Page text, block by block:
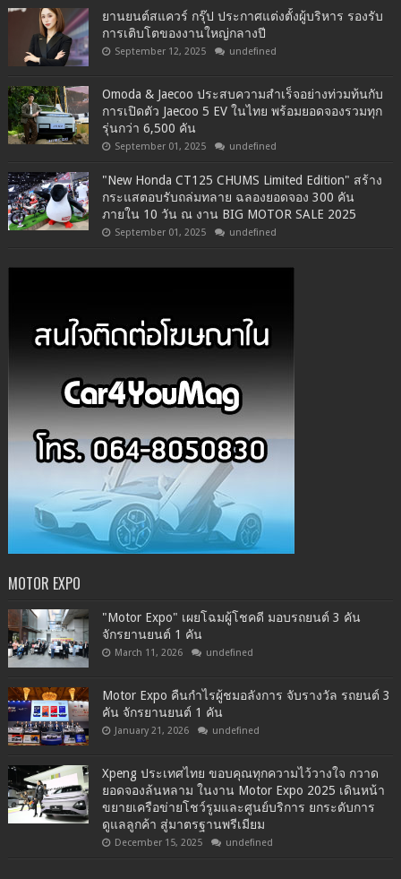
ยานยนต์สแควร์ กรุ๊ป ประกาศแต่งตั้งผู้บริหาร รองรับ
การเติบโตของงานใหญ่กลางปี
September 12, 2025 undefined
Omoda & Jaecoo ประสบความสำเร็จอย่างท่วมท้นกับ
การเปิดตัว Jaecoo 5 EV ในไทย พร้อมยอดจองรวมทุก
รุ่นกว่า 6,500 คัน
September 01, 2025 undefined
"New Honda CT125 CHUMS Limited Edition" สร้าง
กระแสตอบรับถล่มทลาย ฉลองยอดจอง 300 คัน
ภายใน 10 วัน ณ งาน BIG MOTOR SALE 2025
September 01, 2025 undefined
MOTOR EXPO
"Motor Expo" เผยโฉมผู้โชคดี มอบรถยนต์ 3 คัน
จักรยานยนต์ 1 คัน
March 11, 2026 undefined
Motor Expo คืนกำไรผู้ชมอลังการ จับรางวัล รถยนต์ 3
คัน จักรยานยนต์ 1 คัน
January 21, 2026 undefined
Xpeng ประเทศไทย ขอบคุณทุกความไว้วางใจ กวาด
ยอดจองล้นหลาม ในงาน Motor Expo 2025 เดินหน้า
ขยายเครือข่ายโชว์รูมและศูนย์บริการ ยกระดับการ
ดูแลลูกค้า สู่มาตรฐานพรีเมียม
December 15, 2025 undefined